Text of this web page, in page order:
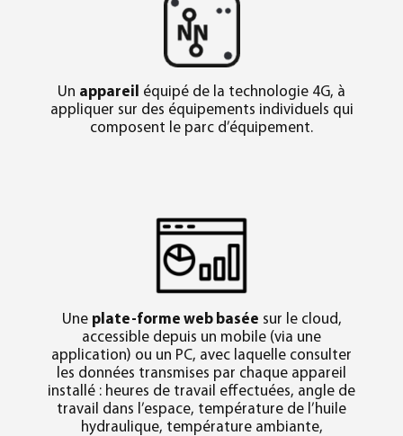
Un appareil équipé de la technologie 4G, à
appliquer sur des équipements individuels qui
composent le parc d’équipement.
Une plate-forme web basée sur le cloud,
accessible depuis un mobile (via une
application) ou un PC, avec laquelle consulter
les données transmises par chaque appareil
installé : heures de travail effectuées, angle de
travail dans l’espace, température de l’huile
hydraulique, température ambiante,